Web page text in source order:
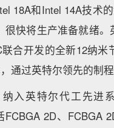
18A和Intel 14A技术
快将生产准备就绪
合开发的全新12纳
通过英特尔领先的制
入英特尔代工先进
2D、FCBGA